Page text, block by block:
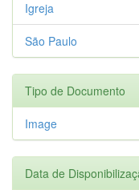
Igreja
São Paulo
Tipo de Documento
Image
Data de